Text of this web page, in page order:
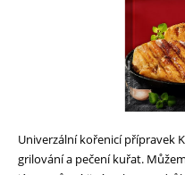
Univerzální kořenicí přípravek
grilování a pečení kuřat.